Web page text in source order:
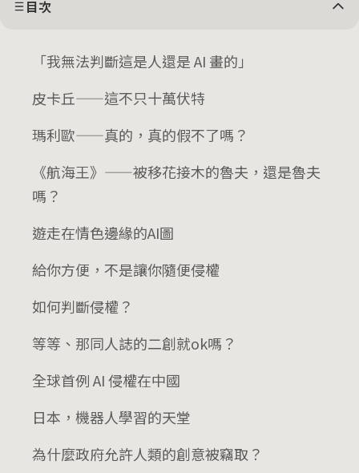
目次
「我無法判斷這是人還是 AI 畫的」
皮卡丘——這不只十萬伏特
瑪利歐——真的，真的假不了嗎？
《航海王》——被移花接木的魯夫，還是魯夫
嗎？
遊走在情色邊緣的AI圖
給你方便，不是讓你隨便侵權
如何判斷侵權？
等等、那同人誌的二創就ok嗎？
全球首例 AI 侵權在中國
日本，機器人學習的天堂
為什麼政府允許人類的創意被竊取？